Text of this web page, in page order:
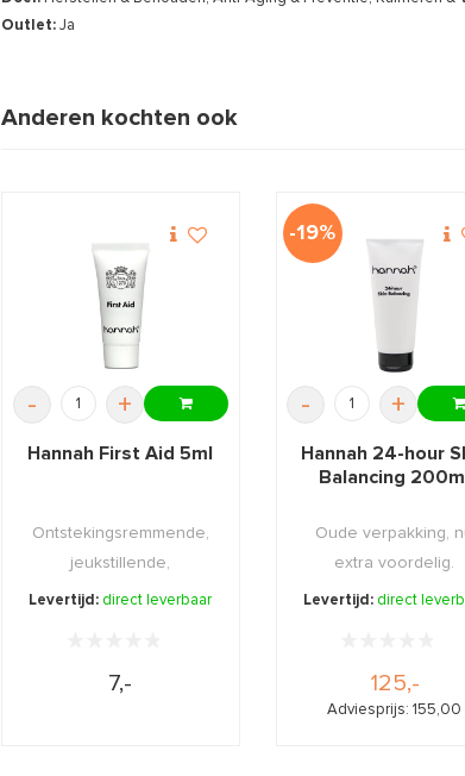
Outlet: Ja
Anderen kochten ook
- +
Hannah First Aid 5ml
Ontstekingsremmende,
jeukstillende,
kalmerende EHBO
Levertijd: direct leverbaar
7,-
-19%
- +
Hannah 24-hour
Balancing 200ml
Oude verpakking,
extra voordelig.
Levertijd: direct
125,-
Adviesprijs: 155,00